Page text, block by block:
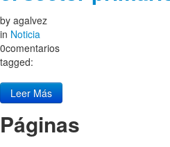
by agalvez
in Noticia
0comentarios
tagged:
Leer Más
Páginas